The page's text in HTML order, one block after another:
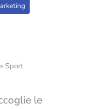
Sport
le